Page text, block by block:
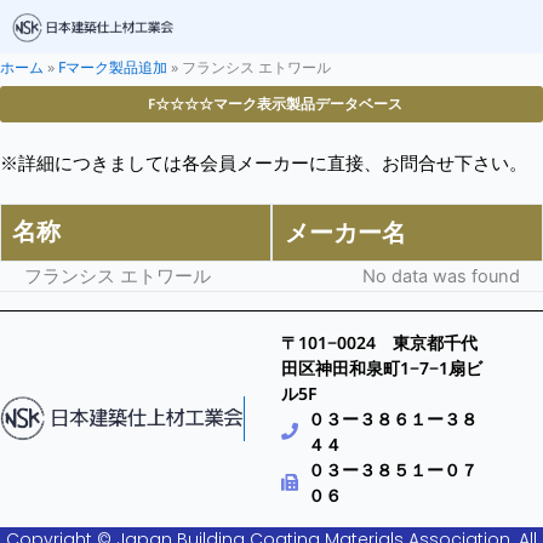
ホーム » Fマーク製品追加 » フランシス エトワール
F☆☆☆☆マーク表示製品データベース
※詳細につきましては各会員メーカーに直接、お問合せ下さい。
名称 メーカー名
フランシス エトワール No data was found
〒101−0024 東京都千代
田区神田和泉町1−7−1扇ビ
ル5F
０３ー３８６１ー３８
４４
０３ー３８５１ー０７
０６